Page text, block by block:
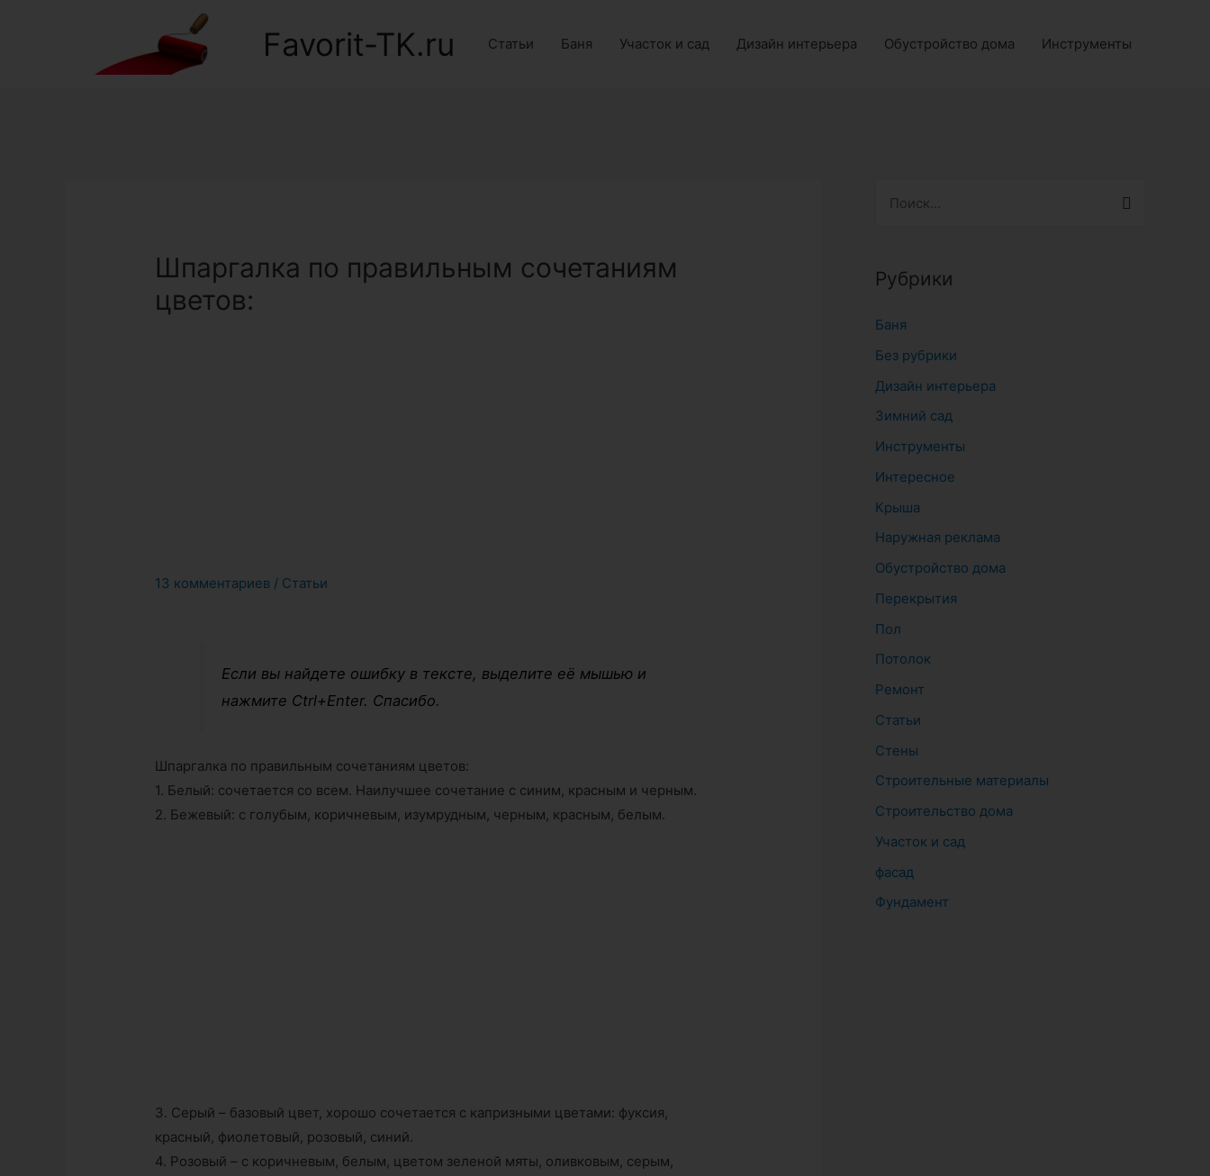
Favorit-TK.ru Статьи Баня Участок и сад Дизайн интерьера Обустройство дома Инструменты
Шпаргалка по правильным сочетаниям
цветов:
13 комментариев / Статьи
Если вы найдете ошибку в тексте, выделите её мышью и
нажмите Ctrl+Enter. Спасибо.
Шпаргалка по правильным сочетаниям цветов:
1. Белый: сочетается со всем. Наилучшее сочетание с синим, красным и черным.
2. Бежевый: с голубым, коричневым, изумрудным, черным, красным, белым.
3. Серый – базовый цвет, хорошо сочетается с капризными цветами: фуксия,
красный, фиолетовый, розовый, синий.
4. Розовый – с коричневым, белым, цветом зеленой мяты, оливковым, серым,
т
:
Рубрики
Баня
Без рубрики
Дизайн интерьера
Зимний сад
Инструменты
Интересное
Крыша
Наружная реклама
Обустройство дома
Перекрытия
Пол
Потолок
Ремонт
Статьи
Стены
Строительные материалы
Строительство дома
Участок и сад
фасад
Фундамент